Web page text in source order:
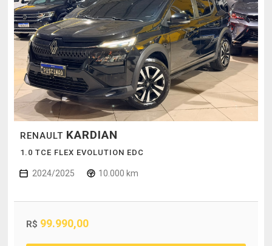
RENAULT KARDIAN
1.0 TCE FLEX EVOLUTION EDC
2024/2025 10.000 km
R$ 99.990,00